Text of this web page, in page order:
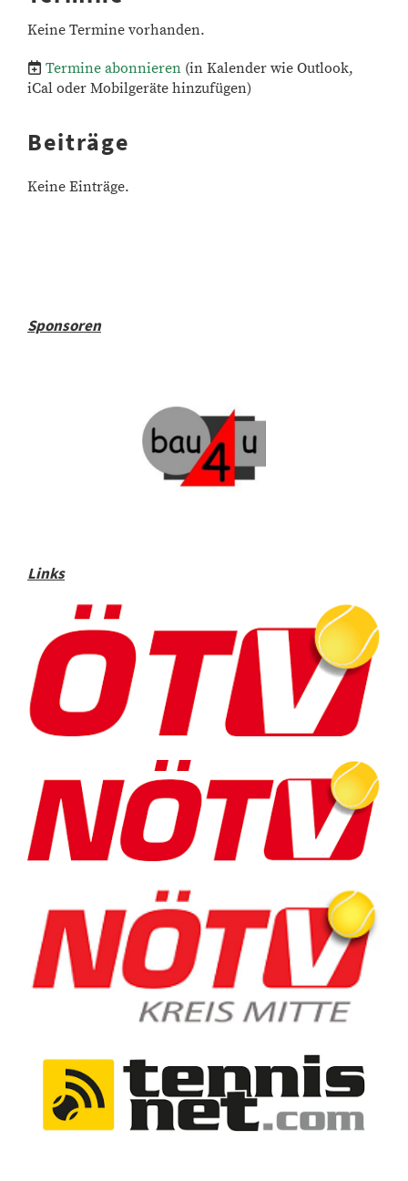
Keine Termine vorhanden.
Termine abonnieren (in Kalender wie Outlook,
iCal oder Mobilgeräte hinzufügen)
Beiträge
Keine Einträge.
Sponsoren
Links